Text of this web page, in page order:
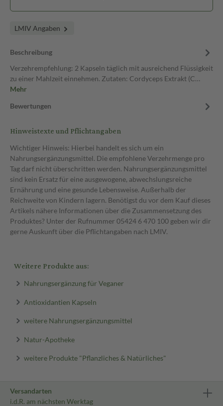
LMIV Angaben
Beschreibung
Verzehrempfehlung: 2 Kapseln täglich mit ausreichend Flüssigkeit
zu einer Mahlzeit einnehmen. Zutaten: Cordyceps Extrakt (C…
Mehr
Bewertungen
Hinweistexte und Pflichtangaben
Wichtiger Hinweis: Hierbei handelt es sich um ein
Nahrungsergänzungsmittel. Die empfohlene Verzehrmenge pro
Tag darf nicht überschritten werden. Nahrungsergänzungsmittel
sind kein Ersatz für eine ausgewogene, abwechslungsreiche
Ernährung und eine gesunde Lebensweise. Außerhalb der
Reichweite von Kindern lagern. Benötigst du vor dem Kauf dieses
Artikels nähere Informationen über die Zusammensetzung des
Produktes? Unter der Rufnummer 05424 6 470 100 geben wir dir
gerne Auskunft über die Pflichtangaben nach LMIV.
Weitere Produkte aus:
Nahrungsergänzung für Veganer
Antioxidantien Kapseln
weitere Nahrungsergänzungsmittel
Natur-Apotheke
weitere Produkte "Pflanzliches & Natürliches"
Versandarten
i.d.R. am nächsten Werktag